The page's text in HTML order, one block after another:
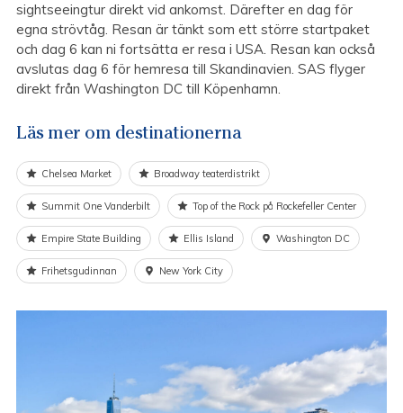
sightseeingtur direkt vid ankomst. Därefter en dag för
egna strövtåg. Resan är tänkt som ett större startpaket
och dag 6 kan ni fortsätta er resa i USA. Resan kan också
avslutas dag 6 för hemresa till Skandinavien. SAS flyger
direkt från Washington DC till Köpenhamn.
Läs mer om destinationerna
Chelsea Market Broadway teaterdistrikt
Summit One Vanderbilt Top of the Rock på Rockefeller Center
Empire State Building Ellis Island Washington DC
Frihetsgudinnan New York City